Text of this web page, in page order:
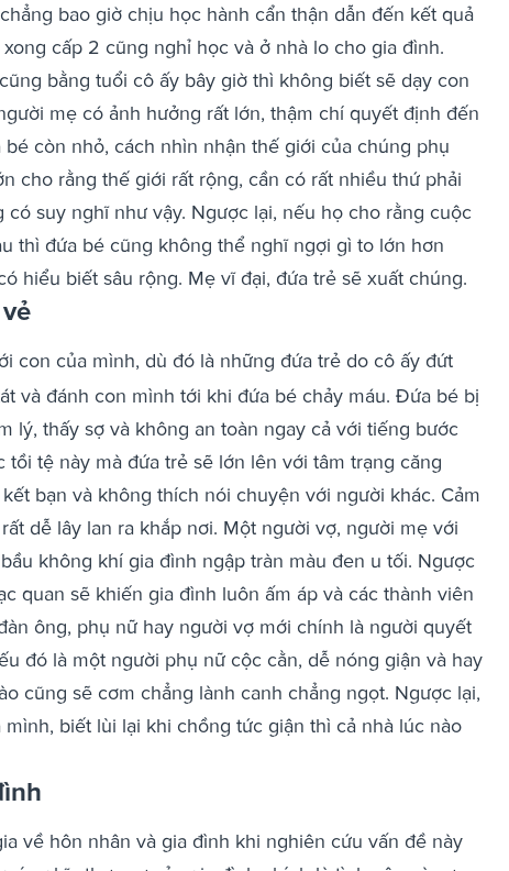
bao giờ chịu học hành cẩn thận dẫn đến kết quả
cấp 2 cũng nghỉ học và ở nhà lo cho gia đình.
bằng tuổi cô ấy bây giờ thì không biết sẽ dạy con
mẹ có ảnh hưởng rất lớn, thậm chí quyết định đến
bé còn nhỏ, cách nhìn nhận thế giới của chúng phụ
cho rằng thế giới rất rộng, cần có rất nhiều thứ phải
suy nghĩ như vậy. Ngược lại, nếu họ cho rằng cuộc
thì đứa bé cũng không thể nghĩ ngợi gì to lớn hơn
hiểu biết sâu rộng. Mẹ vĩ đại, đứa trẻ sẽ xuất chúng.
con của mình, dù đó là những đứa trẻ do cô ấy đứt
và đánh con mình tới khi đứa bé chảy máu. Đứa bé bị
lý, thấy sợ và không an toàn ngay cả với tiếng bước
tệ này mà đứa trẻ sẽ lớn lên với tâm trạng căng
bạn và không thích nói chuyện với người khác. Cảm
dễ lây lan ra khắp nơi. Một người vợ, người mẹ với
không khí gia đình ngập tràn màu đen u tối. Ngược
quan sẽ khiến gia đình luôn ấm áp và các thành viên
ông, phụ nữ hay người vợ mới chính là người quyết
đó là một người phụ nữ cộc cằn, dễ nóng giận và hay
cũng sẽ cơm chẳng lành canh chẳng ngọt. Ngược lại,
biết lùi lại khi chồng tức giận thì cả nhà lúc nào
về hôn nhân và gia đình khi nghiên cứu vấn đề này